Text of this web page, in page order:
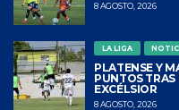
8 AGOSTO, 2026
LA LIGA
PLATENSE Y
PUNTOS TRAS
EXCÉLSIOR
8 AGOSTO, 2026